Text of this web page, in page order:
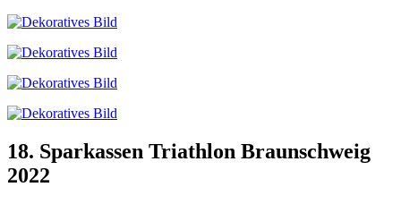
18. Sparkassen Triathlon Braunschweig
2022